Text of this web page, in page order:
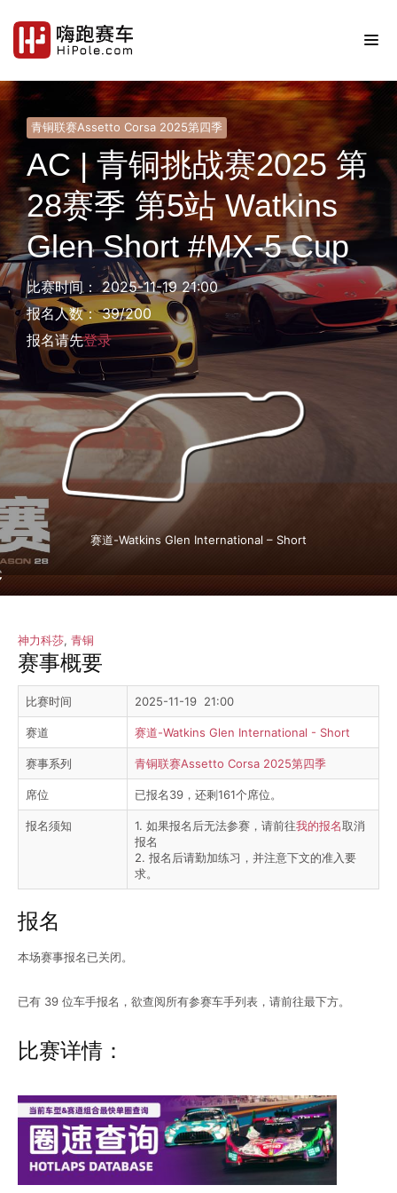
青铜联赛Assetto Corsa 2025第四季
AC | 青铜挑战赛2025 第
28赛季 第5站 Watkins
Glen Short #MX-5 Cup
比赛时间： 2025-11-19 21:00
报名人数： 39/200
报名请先登录
赛道-Watkins Glen International – Short
神力科莎, 青铜
赛事概要
比赛时间 2025-11-19 21:00
赛道 赛道-Watkins Glen International - Short
赛事系列 青铜联赛Assetto Corsa 2025第四季
席位 已报名39，还剩161个席位。
报名须知 1. 如果报名后无法参赛，请前往我的报名取消
报名
2. 报名后请勤加练习，并注意下文的准入要
求。
报名
本场赛事报名已关闭。
已有 39 位车手报名，欲查阅所有参赛车手列表，请前往最下方。
比赛详情：